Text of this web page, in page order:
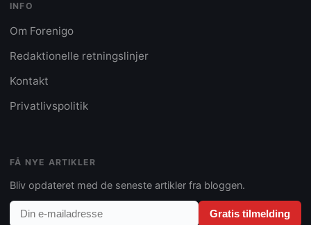
INFO
Om Forenigo
Redaktionelle retningslinjer
Kontakt
Privatlivspolitik
FÅ NYE ARTIKLER
Bliv opdateret med de seneste artikler fra bloggen.
Gratis tilmelding